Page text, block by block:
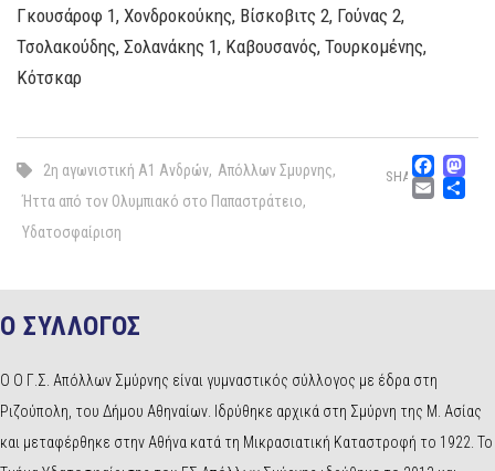
Γκουσάροφ 1, Χονδροκούκης, Βίσκοβιτς 2, Γούνας 2,
Τσολακούδης, Σολανάκης 1, Καβουσανός, Τουρκομένης,
Κότσκαρ
2η αγωνιστική Α1 Ανδρών, Απόλλων Σμυρνης,
Ήττα από τον Ολυμπιακό στο Παπαστράτειο,
Υδατοσφαίριση
SHARE
Ο ΣΥΛΛΟΓΟΣ
Ο Ο Γ.Σ. Απόλλων Σμύρνης είναι γυμναστικός σύλλογος με έδρα στη
Ριζούπολη, του Δήμου Αθηναίων. Ιδρύθηκε αρχικά στη Σμύρνη της Μ. Ασίας
και μεταφέρθηκε στην Αθήνα κατά τη Μικρασιατική Καταστροφή το 1922. Το